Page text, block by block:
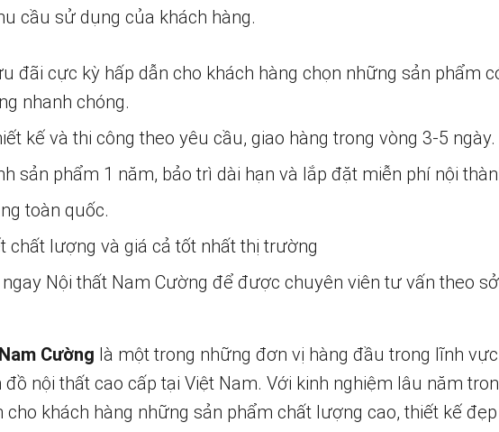
cầu sử dụng của khách hàng.
đãi cực kỳ hấp dẫn cho khách hàng chọn những sản phẩm
nhanh chóng.
kế và thi công theo yêu cầu, giao hàng trong vòng 3-5 ngày.
sản phẩm 1 năm, bảo trì dài hạn và lắp đặt miễn phí nội
toàn quốc.
chất lượng và giá cả tốt nhất thị trường
ngay Nội thất Nam Cường để được chuyên viên tư vấn theo
Cường là một trong những đơn vị hàng đầu trong lĩnh
đồ nội thất cao cấp tại Việt Nam. Với kinh nghiệm lâu năm
cho khách hàng những sản phẩm chất lượng cao, thiết kế